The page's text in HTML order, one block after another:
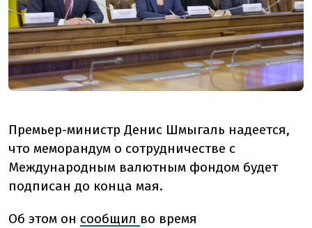
Премьер-министр Денис Шмыгаль надеется,
что меморандум о сотрудничестве с
Международным валютным фондом будет
подписан до конца мая.
Об этом он сообщил во время